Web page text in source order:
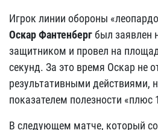
Игрок линии обороны
Оскар Фантенбергбыл заявлен
защитником и провел на
секунд. За это время Оскар не
результативными действиями,
показателем полезности «плюс
В следующем матче, который